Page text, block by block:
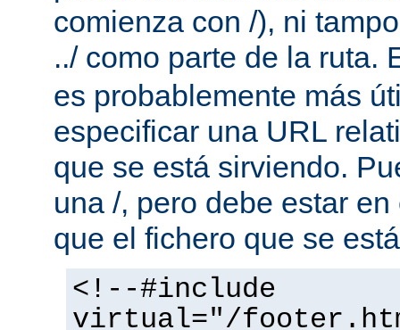
comienza con /), ni
../ como parte de la ruta.
es probablemente más
especificar una URL
que se está sirviendo.
una /, pero debe estar
que el fichero que se
<!--#include
virtual="/